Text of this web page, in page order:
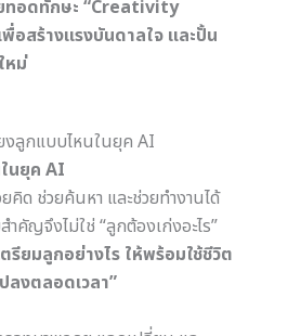
ทอดทักษะ “Creativity
อสร้างแรงบันดาลใจ และปั้น
หม่
นยุค AI
คิด ช่วยค้นหา และช่วยทำงานได้
ำคัญจึงไม่ใช่ “ลูกต้องเก่งอะไร”
รียมลูกอย่างไร ให้พร้อมใช้ชีวิต
ลงตลอดเวลา”